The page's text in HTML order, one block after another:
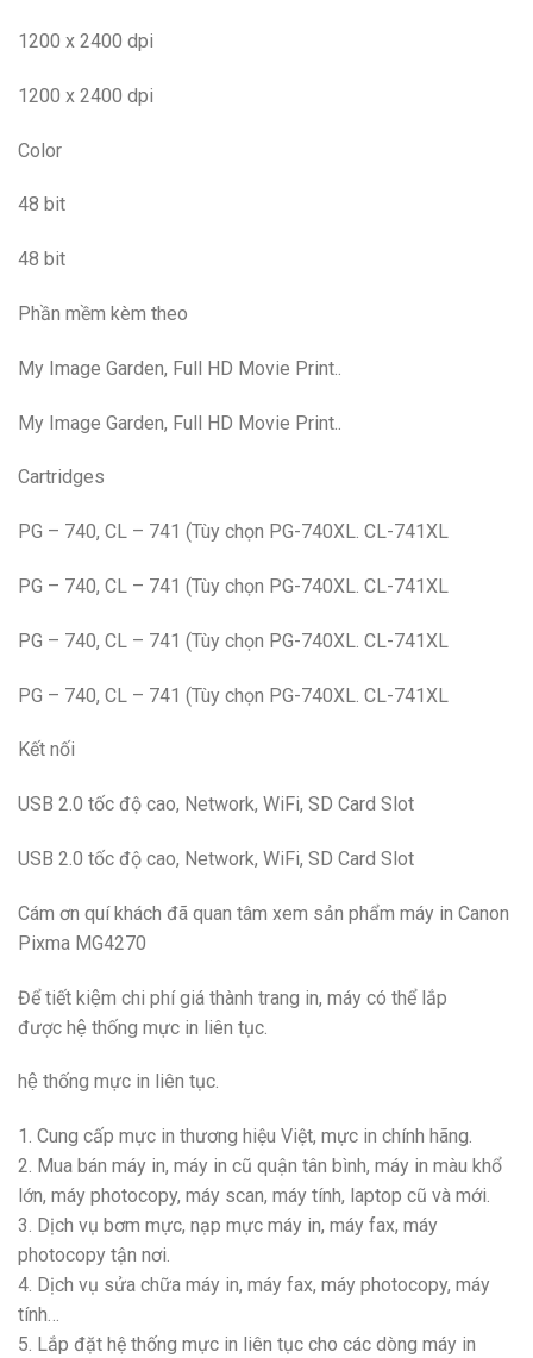
1200 x 2400 dpi
1200 x 2400 dpi
Color
48 bit
48 bit
Phần mềm kèm theo
My Image Garden, Full HD Movie Print..
My Image Garden, Full HD Movie Print..
Cartridges
PG – 740, CL – 741 (Tùy chọn PG-740XL. CL-741XL
PG – 740, CL – 741 (Tùy chọn PG-740XL. CL-741XL
PG – 740, CL – 741 (Tùy chọn PG-740XL. CL-741XL
PG – 740, CL – 741 (Tùy chọn PG-740XL. CL-741XL
Kết nối
USB 2.0 tốc độ cao, Network, WiFi, SD Card Slot
USB 2.0 tốc độ cao, Network, WiFi, SD Card Slot
Cám ơn quí khách đã quan tâm xem sản phẩm máy in Canon
Pixma MG4270
Để tiết kiệm chi phí giá thành trang in, máy có thể lắp
được hệ thống mực in liên tục.
hệ thống mực in liên tục.
1. Cung cấp mực in thương hiệu Việt, mực in chính hãng.
2. Mua bán máy in, máy in cũ quận tân bình, máy in màu khổ
lớn, máy photocopy, máy scan, máy tính, laptop cũ và mới.
3. Dịch vụ bơm mực, nạp mực máy in, máy fax, máy
photocopy tận nơi.
4. Dịch vụ sửa chữa máy in, máy fax, máy photocopy, máy
tính…
5. Lắp đặt hệ thống mực in liên tục cho các dòng máy in